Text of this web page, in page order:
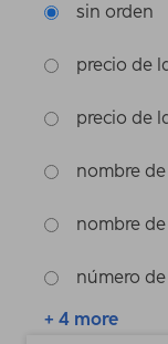
sin orden
precio de
precio de
nombre
nombre
número
+ 4 more